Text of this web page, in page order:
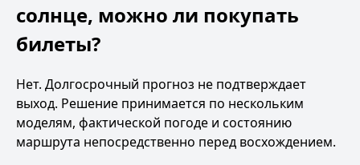
солнце, можно ли покупать
билеты?
Нет. Долгосрочный прогноз не подтверждает
выход. Решение принимается по нескольким
моделям, фактической погоде и состоянию
маршрута непосредственно перед восхождением.